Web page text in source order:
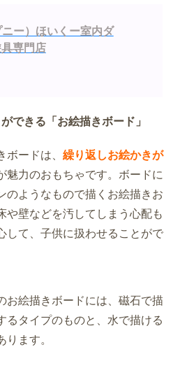
ー）ほいくー室内ダ
専門店
できる「お絵描きボード」
ードは、 繰り返しお絵かきが
魅力のおもちゃです。ボードに
のようなもので描くお絵描きお
や壁などを汚してしまう心配も
して、子供に扱わせることがで
お絵描きボードには、磁石で描
るタイプのものと、水で描ける
ます。